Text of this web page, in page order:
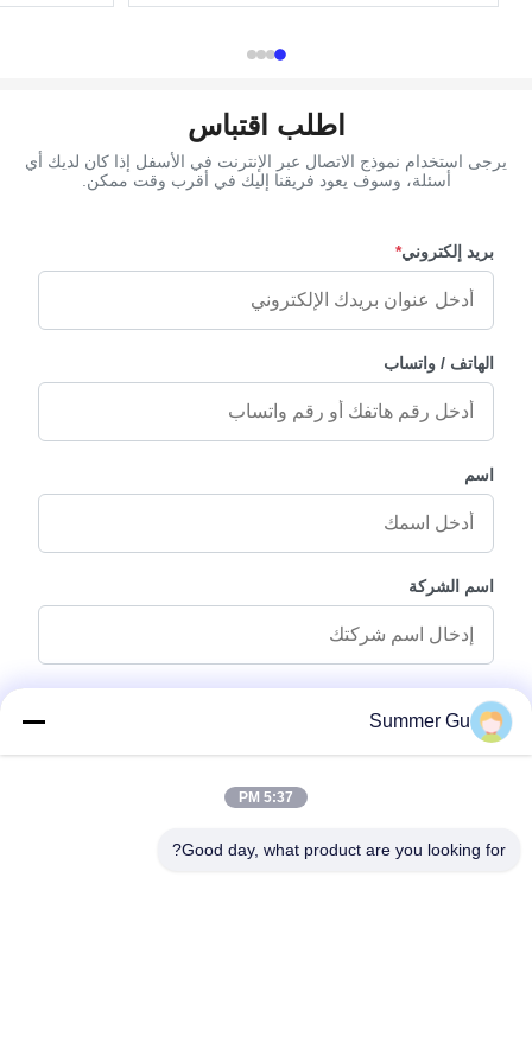
Model Number 11# - Gary Application Coffin
alloy Color
اطلب اقتباس
يرجى استخدام نموذج الاتصال عبر الإنترنت في الأسفل إذا كان لديك أي
أسئلة، وسوف يعود فريقنا إليك في أقرب وقت ممكن.
بريد إلكتروني*
الهاتف / واتساب
اسم
اسم الشركة
رسالة استفسار
Summer Gu
5:37 PM
Good day, what product are you looking for?